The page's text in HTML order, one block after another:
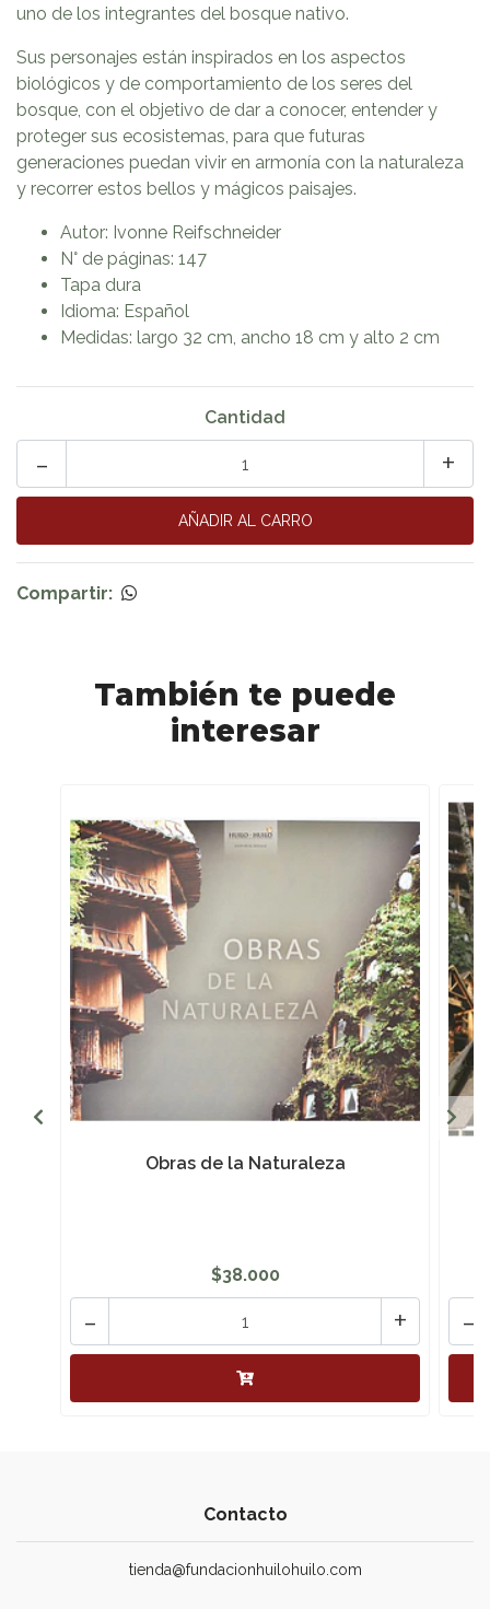
uno de los integrantes del bosque nativo.
Sus personajes están inspirados en los aspectos
biológicos y de comportamiento de los seres del
bosque, con el objetivo de dar a conocer, entender y
proteger sus ecosistemas, para que futuras
generaciones puedan vivir en armonía con la naturaleza
y recorrer estos bellos y mágicos paisajes.
Autor: Ivonne Reifschneider
N° de páginas: 147
Tapa dura
Idioma: Español
Medidas: largo 32 cm, ancho 18 cm y alto 2 cm
Cantidad
+
-
Compartir:
También te puede
interesar
Obras de la Naturaleza
$38.000
+
- -
Contacto
tienda@fundacionhuilohuilo.com